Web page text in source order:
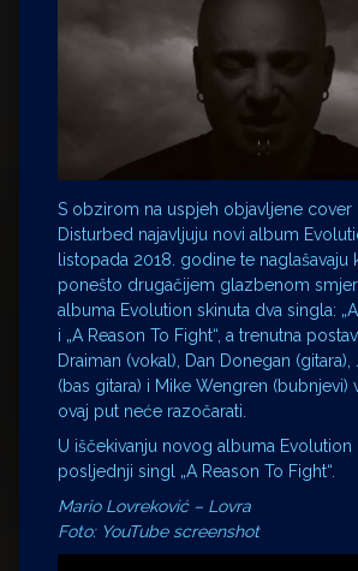
S obzirom na uspjeh objavljene cover
Disturbed najavljuju novi album
listopada 2018. godine te naglašavaju
ponešto drugačijem glazbenom
albuma Evolution skinuta dva singla:
i „A Reason To Fight“, a trenutna
Draiman (vokal), Dan Donegan
(bas gitara) i Mike Wengren (bubnjevi)
ovaj put neće razočarati.
U iščekivanju novog albuma
posljednji singl „A Reason To Fight“.
Mario Lovreković – Lovra
Foto: YouTube screenshot